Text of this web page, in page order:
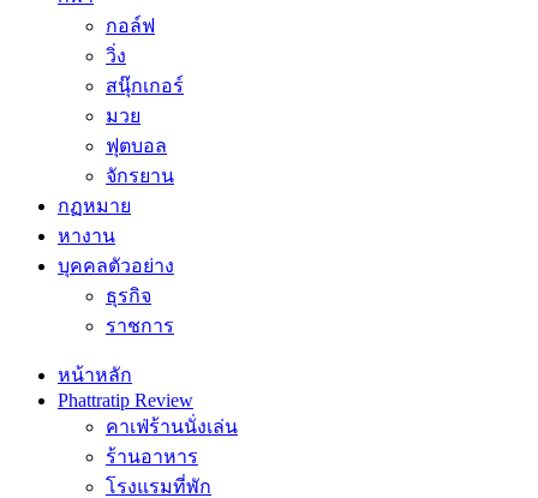
กอล์ฟ
วิ่ง
สนุ๊กเกอร์
มวย
ฟุตบอล
จักรยาน
กฏหมาย
หางาน
บุคคลตัวอย่าง
ธุรกิจ
ราชการ
หน้าหลัก
Phattratip Review
คาเฟ่ร้านนั่งเล่น
ร้านอาหาร
โรงแรมที่พัก